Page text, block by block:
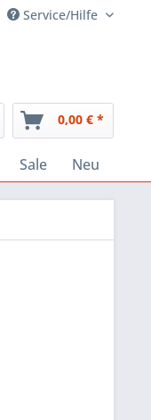
Service/Hilfe
0,00 € *
Sale Neu